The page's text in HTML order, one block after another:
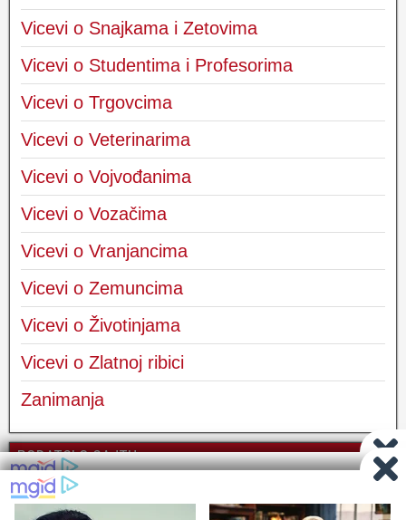
Vicevi o Snajkama i Zetovima
Vicevi o Studentima i Profesorima
Vicevi o Trgovcima
Vicevi o Veterinarima
Vicevi o Vojvođanima
Vicevi o Vozačima
Vicevi o Vranjancima
Vicevi o Zemuncima
Vicevi o Životinjama
Vicevi o Zlatnoj ribici
Zanimanja
PODATCI O SAJTU
Kontakt